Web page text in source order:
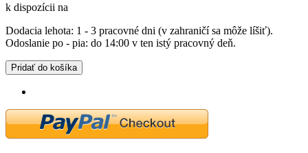
k dispozícii na
Dodacia lehota: 1 - 3 pracovné dni (v zahraničí sa môže líšiť).
Odoslanie po - pia: do 14:00 v ten istý pracovný deň.
Pridať do košíka